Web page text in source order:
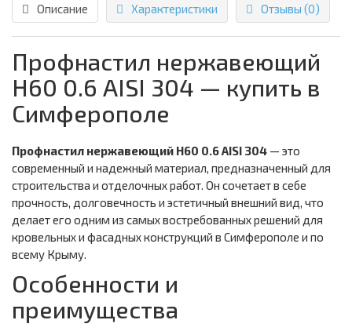
Описание Характеристики Отзывы (0)
Профнастил нержавеющий
Н60 0.6 AISI 304 — купить в
Симферополе
Профнастил нержавеющий Н60 0.6 AISI 304 — это
современный и надежный материал, предназначенный для
строительства и отделочных работ. Он сочетает в себе
прочность, долговечность и эстетичный внешний вид, что
делает его одним из самых востребованных решений для
кровельных и фасадных конструкций в Симферополе и по
всему Крыму.
Особенности и
преимущества